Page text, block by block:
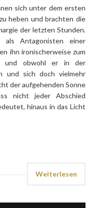
sich unter dem ersten
heben und brachten die
der letzten Stunden.
Antagonisten einer
ihn ironischerweise zum
und obwohl er in der
und sich doch vielmehr
der aufgehenden Sonne
nicht jeder Abschied
hinaus in das Licht
Weiterlesen